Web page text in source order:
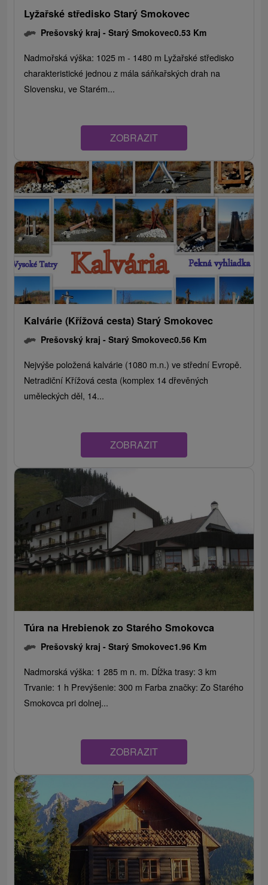
Lyžařské středisko Starý Smokovec
Prešovský kraj -Starý Smokovec0.53 Km
Nadmořská výška: 1025 m - 1480 m Lyžařské středisko
charakteristické jednou z mála sáňkařských drah na
Slovensku, ve Starém...
ZOBRAZIT
Kalvárie (Křížová cesta) Starý Smokovec
Prešovský kraj -Starý Smokovec0.56 Km
Nejvýše položená kalvárie (1080 m.n.) ve střední Evropě.
Netradiční Křížová cesta (komplex 14 dřevěných
uměleckých děl, 14...
ZOBRAZIT
Túra na Hrebienok zo Starého Smokovca
Prešovský kraj -Starý Smokovec1.96 Km
Nadmorská výška: 1 285 m n. m. Dĺžka trasy: 3 km
Trvanie: 1 h Prevýšenie: 300 m Farba značky: Zo Starého
Smokovca pri dolnej...
ZOBRAZIT